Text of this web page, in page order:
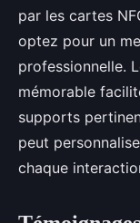
par les cartes
optez pour un
professionnelle.
mémorable
supports
peut
chaque